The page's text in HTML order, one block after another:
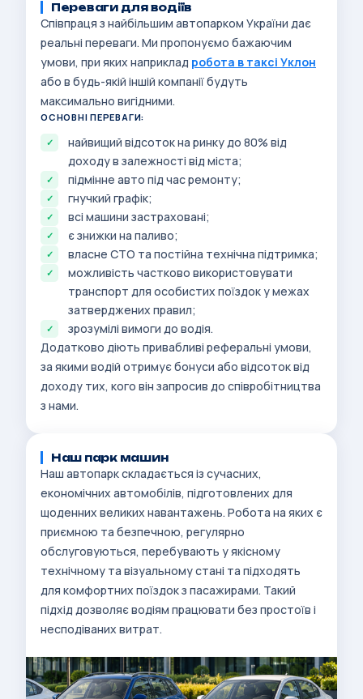
Переваги для водіїв
Співпраця з найбільшим автопарком України дає
реальні переваги. Ми пропонуємо бажаючим
умови, при яких наприклад робота в таксі Уклон
або в будь-якій іншій компанії будуть
максимально вигідними.
ОСНОВНІ ПЕРЕВАГИ:
найвищий відсоток на ринку до 80% від
доходу в залежності від міста;
підмінне авто під час ремонту;
гнучкий графік;
всі машини застраховані;
є знижки на паливо;
власне СТО та постійна технічна підтримка;
можливість частково використовувати
транспорт для особистих поїздок у межах
затверджених правил;
зрозумілі вимоги до водія.
Додатково діють привабливі реферальні умови,
за якими водій отримує бонуси або відсоток від
доходу тих, кого він запросив до співробітництва
з нами.
Наш парк машин
Наш автопарк складається із сучасних,
економічних автомобілів, підготовлених для
щоденних великих навантажень. Робота на яких є
приємною та безпечною, регулярно
обслуговуються, перебувають у якісному
технічному та візуальному стані та підходять
для комфортних поїздок з пасажирами. Такий
підхід дозволяє водіям працювати без простоїв і
несподіваних витрат.